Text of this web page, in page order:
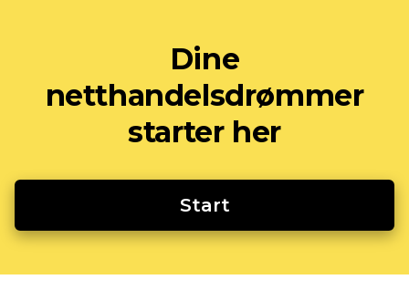
Dine
netthandelsdrømmer
starter her
Start